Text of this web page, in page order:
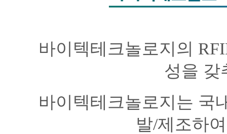
바이텍테크놀로지의
성을 갖
바이텍테크놀로지는 국
발/제조하